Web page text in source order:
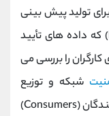
تولید پیش ‌بینی‌
ها به کار می ‌گیرند؛ ارزیاب ‌ها (Reputers) که داده ‌های تأیید
را بررسی می‌
شبکه و توزیع
پاداش ‌ها را مدیریت می‌ کنند؛ و مصرف ‌کنندگان (Consumers)